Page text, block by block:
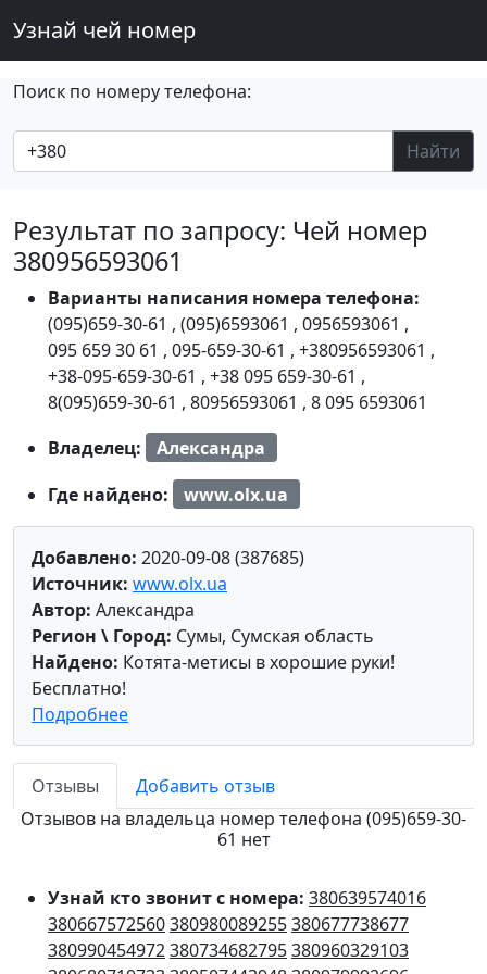
Узнай чей номер
Поиск по номеру телефона:
Найти
Результат по запросу: Чей номер
380956593061
Варианты написания номера телефона:
(095)659-30-61 , (095)6593061 , 0956593061 ,
095 659 30 61 , 095-659-30-61 , +380956593061 ,
+38-095-659-30-61 , +38 095 659-30-61 ,
8(095)659-30-61 , 80956593061 , 8 095 6593061
Владелец:
Александра
Где найдено:
www.olx.ua
Добавлено: 2020-09-08 (387685)
Источник: www.olx.ua
Автор: Александра
Регион \ Город: Сумы, Сумская область
Найдено: Котята-метисы в хорошие руки!
Бесплатно!
Подробнее
Отзывы
Добавить отзыв
Отзывов на владельца номер телефона (095)659-30-
61 нет
Узнай кто звонит с номера: 380639574016
380667572560380980089255380677738677
380990454972380734682795380960329103